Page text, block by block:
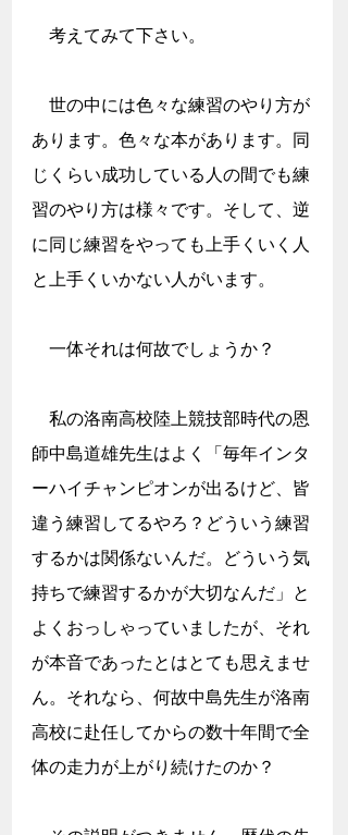
考えてみて下さい。
世の中には色々な練習のやり方が
あります。色々な本があります。同
じくらい成功している人の間でも練
習のやり方は様々です。そして、逆
に同じ練習をやっても上手くいく人
と上手くいかない人がいます。
一体それは何故でしょうか？
私の洛南高校陸上競技部時代の恩
師中島道雄先生はよく「毎年インタ
ーハイチャンピオンが出るけど、皆
違う練習してるやろ？どういう練習
するかは関係ないんだ。どういう気
持ちで練習するかが大切なんだ」と
よくおっしゃっていましたが、それ
が本音であったとはとても思えませ
ん。それなら、何故中島先生が洛南
高校に赴任してからの数十年間で全
体の走力が上がり続けたのか？